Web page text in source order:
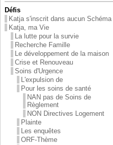
Défis
Katja s'inscrit dans aucun Schéma
Katja, ma Vie
La lutte pour la survie
Recherche Famille
Le développement de la maison
Crise et Renouveau
Soins d'Urgence
L'expulsion de
Pour les soins de santé
NAN pas de Soins de
Règlement
NON Directives Logement
Plainte
Les enquêtes
ORF-Thème